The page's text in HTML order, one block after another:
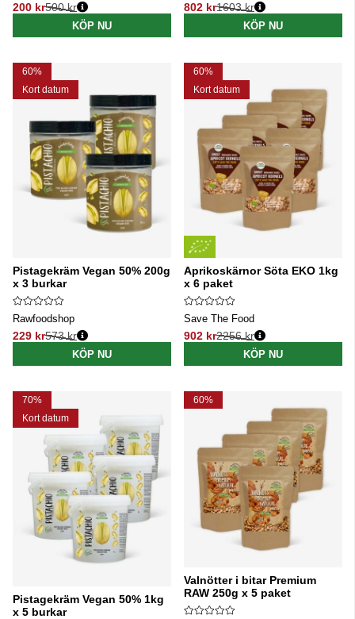
200 kr
Ordinarie pris:
500 kr
KÖP NU
802 kr
Ordinarie pris:
1603 kr
KÖP NU
60%
Kort datum
Pistagekräm Vegan 50% 200g
x 3 burkar
Rawfoodshop
229 kr
Ordinarie pris:
573 kr
KÖP NU
60%
Kort datum
Aprikoskärnor Söta EKO 1kg
x 6 paket
Save The Food
902 kr
Ordinarie pris:
2256 kr
KÖP NU
70%
Kort datum
Pistagekräm Vegan 50% 1kg
x 5 burkar
60%
Valnötter i bitar Premium
RAW 250g x 5 paket